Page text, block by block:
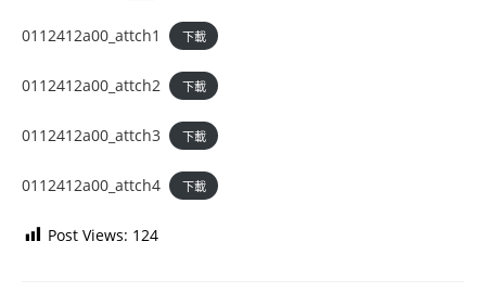
0112412a00_attch1 下載
0112412a00_attch2 下載
0112412a00_attch3 下載
0112412a00_attch4 下載
Post Views: 124